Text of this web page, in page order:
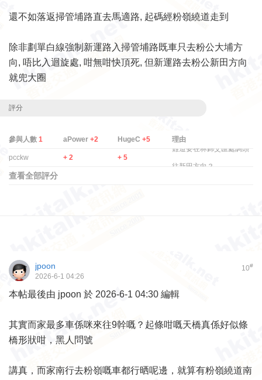
還不如落返掃管埔路直去馬適路, 起碼經粉嶺繞道走到
除非劃單白線強制新運路入掃管埔路既車只去粉公大埔方
向, 唔比入迴旋處, 咁無咁快頂死, 但新運路去粉公新田方向
就兜大圈
評分
參與人數 1 aPower +2 HugeC +5 理由
pcckw + 2 + 5
難道要在林錦交匯處調頭
往新田方向？ ...
查看全部評分
10#
jpoon
2026-6-1 04:26
本帖最後由 jpoon 於 2026-6-1 04:30 編輯
其實而家最多車係咪來往9幹嘅？起條咁嘅天橋真係好似條
橋形狀咁，黑人問號
講真，而家南行去粉嶺嘅車都行晒呢邊，就算有粉嶺繞道南